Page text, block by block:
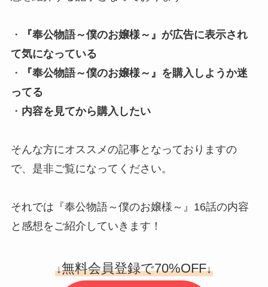
・ 『奉公物語～僕のお嬢様～ 』が広告に表示され
て気になっている
・
『奉公物語～僕のお嬢様～ 』を購入しようか迷
ってる
・ 内容を見てから購入したい
そんな方にオススメの記事となっておりますの
で、是非ご覧になってください。
それでは『奉公物語～僕のお嬢様～』16話の内容
と感想をご紹介していきます！
↓無料会員登録で70%OFF↓